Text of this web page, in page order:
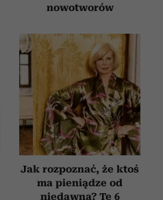
nowotworów
Jak rozpoznać, że ktoś
ma pieniądze od
niedawna? Te 6